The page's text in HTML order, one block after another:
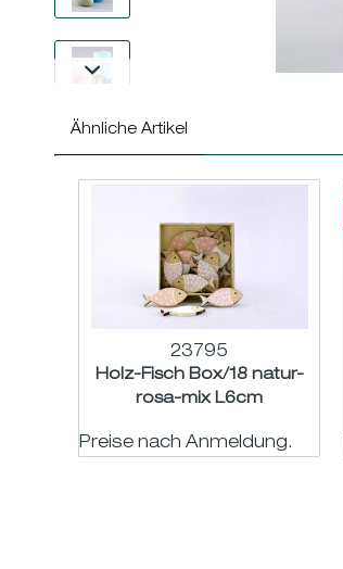
Ähnliche Artikel
23795
Holz-Fisch Box/18 natur-
rosa-mix L6cm
Preise nach Anmeldung.